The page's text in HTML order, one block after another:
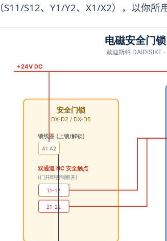
（S11/S12、Y1/Y2、X1/X2），以你所